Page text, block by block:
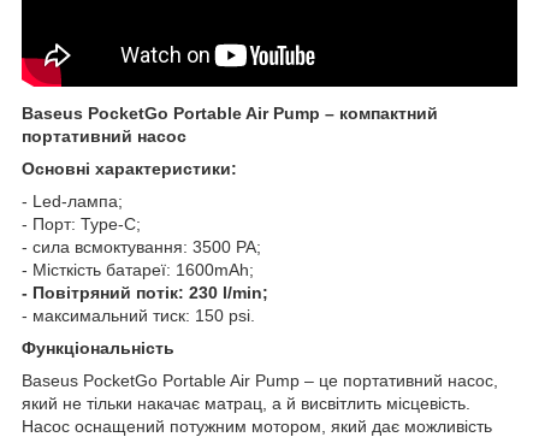
Baseus PocketGo Portable Air Pump – компактний
портативний насос
Основні характеристики:
- Led-лампа;
- Порт: Type-C;
- сила всмоктування: 3500 PA;
- Місткість батареї: 1600mAh;
- Повітряний потік: 230 l/min;
- максимальний тиск: 150 psi.
Функціональність
Baseus PocketGo Portable Air Pump – це портативний насос,
який не тільки накачає матрац, а й висвітлить місцевість.
Насос оснащений потужним мотором, який дає можливість